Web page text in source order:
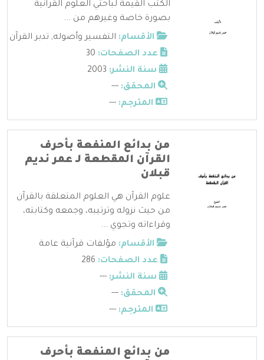
الكتب القيمة لباحثي العلوم القرآنية
بصورة خاصة وغيرهم من ...
الأقسام: التفسير وأصوله, تدبر القرآن
عدد الصفحات:
سنة النشر:
المحقق: ---
المترجم: ---
من بدائع المنفعة بأحرف
القرآن المقطعة لـ عمر نديم
قبلان
علوم القرآن هي العلوم المتعلقة بالقرآن
من حيث نزوله وترتيبه، وجمعه وكتابته،
وقراءاته وتجوي ...
الأقسام: مؤلفات قرآنية عامة
عدد الصفحات:
سنة النشر: ---
المحقق: ---
المترجم: ---
من بدائع المنفعة بأحرف